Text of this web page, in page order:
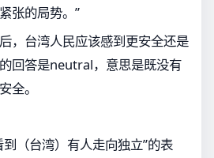
张的局势。”
，台湾人民应该感到更安全还是
回答是neutral，意思是既没有
全。
（台湾）有人走向独立”的表